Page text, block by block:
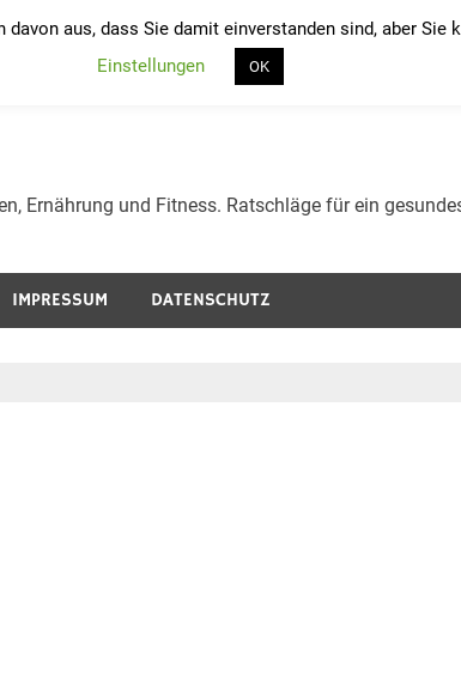
werden und
Ernährung und Fitness. Ratschläge für ein
IMPRESSUM DATENSCHUTZ
aus, dass Sie damit einverstanden sind, aber
Einstellungen
OK